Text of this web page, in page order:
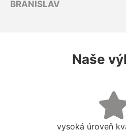
BRANISLAV
Naše
vysoká úroveň